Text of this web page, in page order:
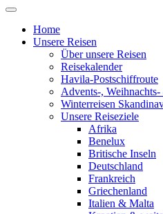
Home
Unsere Reisen
Über unsere Reisen
Reisekalender
Havila-Postschiffroute
Advents-,
Winterreisen
Unsere Reiseziele
Afrika
Benelux
Britische Inseln
Deutschland
Frankreich
Griechenland
Italien & Malta